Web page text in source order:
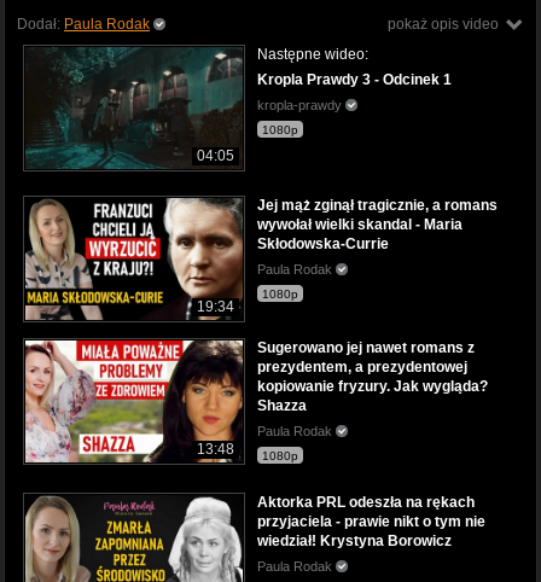
pokaż opis video
Dodał: Paula Rodak
04:05
Następne wideo:
Kropla Prawdy 3 - Odcinek 1
kropla-prawdy
1080p
19:34
Jej mąż zginął tragicznie, a romans
wywołał wielki skandal - Maria
Skłodowska-Currie
Paula Rodak
1080p
13:48
Sugerowano jej nawet romans z
prezydentem, a prezydentowej
kopiowanie fryzury. Jak wygląda?
Shazza
Paula Rodak
1080p
Aktorka PRL odeszła na rękach
przyjaciela - prawie nikt o tym nie
wiedział! Krystyna Borowicz
Paula Rodak